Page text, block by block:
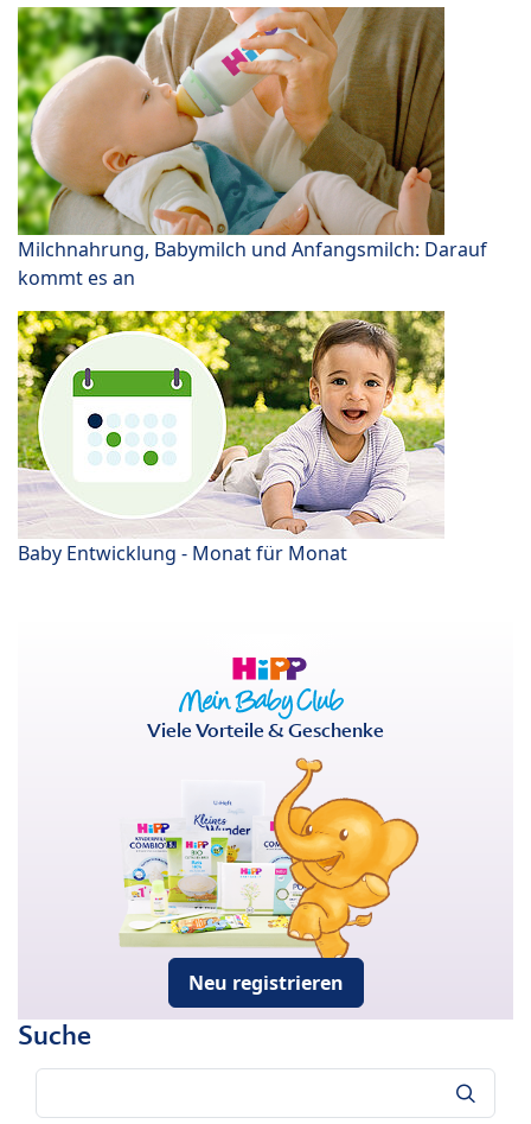
Milchnahrung, Babymilch und Anfangsmilch: Darauf
kommt es an
Baby Entwicklung - Monat für Monat
Viele Vorteile & Geschenke
Neu registrieren
Suche